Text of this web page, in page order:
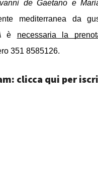
de Gaetano e
mediterranea da
è necessaria la
351 8585126.
clicca qui per